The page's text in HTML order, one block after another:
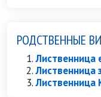
РОДСТВЕННЫЕ
Лиственница
Лиственница
Лиственница